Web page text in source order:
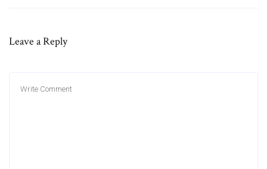
Leave a Reply